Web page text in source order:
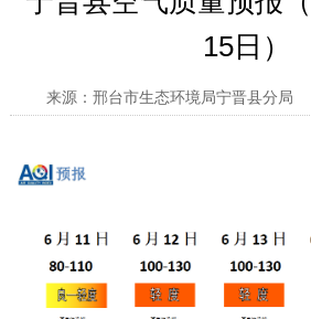
15日）
来源：邢台市生态环境局宁晋县分局